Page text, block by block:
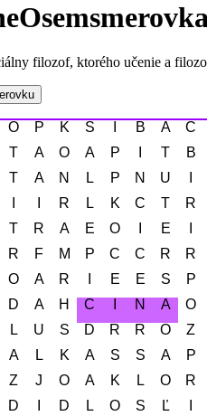
filozof, ktorého učenie a
O P K Š B A Č
T A O A P T B
T A N L P N U
R L K C T R
T R A E O E
R F M P C C R R
Ó A R E E S P
D Á H Č N A O
L U Š D R R O Z
A L K A S S A P
Ž J O A K L O R
D D L O S Ľ